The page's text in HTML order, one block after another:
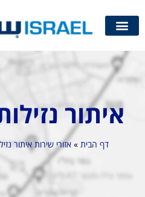
איתור
דף הבית » אזורי שירות איתור